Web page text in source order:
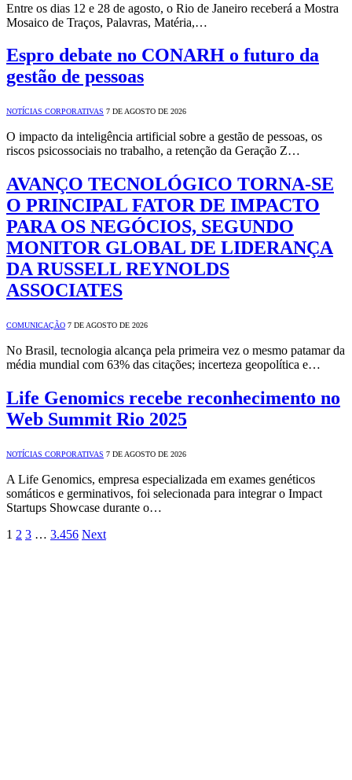
Entre os dias 12 e 28 de agosto, o Rio de Janeiro receberá a Mostra
Mosaico de Traços, Palavras, Matéria,…
Espro debate no CONARH o futuro da
gestão de pessoas
NOTÍCIAS CORPORATIVAS 7 DE AGOSTO DE 2026
O impacto da inteligência artificial sobre a gestão de pessoas, os
riscos psicossociais no trabalho, a retenção da Geração Z…
AVANÇO TECNOLÓGICO TORNA-SE
O PRINCIPAL FATOR DE IMPACTO
PARA OS NEGÓCIOS, SEGUNDO
MONITOR GLOBAL DE LIDERANÇA
DA RUSSELL REYNOLDS
ASSOCIATES
COMUNICAÇÃO 7 DE AGOSTO DE 2026
No Brasil, tecnologia alcança pela primeira vez o mesmo patamar da
média mundial com 63% das citações; incerteza geopolítica e…
Life Genomics recebe reconhecimento no
Web Summit Rio 2025
NOTÍCIAS CORPORATIVAS 7 DE AGOSTO DE 2026
A Life Genomics, empresa especializada em exames genéticos
somáticos e germinativos, foi selecionada para integrar o Impact
Startups Showcase durante o…
1 2 3 … 3.456 Next